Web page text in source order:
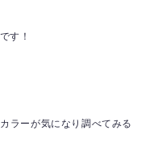
す！
ラーが気になり調べてみる